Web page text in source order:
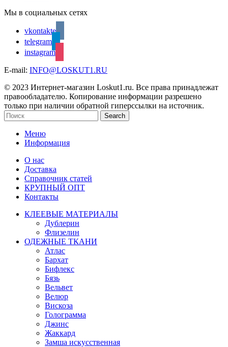
Мы в социальных сетях
vkontakte
telegram
instagram
E-mail: INFO@LOSKUT1.RU
© 2023 Интернет-магазин Loskut1.ru. Все права принадлежат
правообладателю. Копирование информации разрешено
только при наличии обратной гиперссылки на источник.
Search
Меню
Информация
О нас
Доставка
Справочник статей
КРУПНЫЙ ОПТ
Контакты
КЛЕЕВЫЕ МАТЕРИАЛЫ
Дублерин
Флизелин
ОДЕЖНЫЕ ТКАНИ
Атлас
Бархат
Бифлекс
Бязь
Вельвет
Велюр
Вискоза
Голограмма
Джинс
Жаккард
Замша искусственная